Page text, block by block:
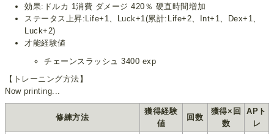
効果:ドルカ 1消費 ダメージ 420％ 硬直時間増加
ステータス上昇:Life+1、Luck+1(累計:Life+2、Int+1、Dex+1、
Luck+2)
才能経験値
チェーンスラッシュ 3400 exp
【トレーニング方法】
Now printing...
修練方法
獲得経験
値
回数
獲得×回
数
APト
レ